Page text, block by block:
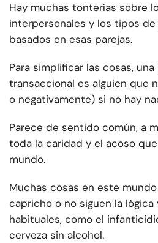
Hay muchas tonterías sobre
interpersonales y los tipos
basados en esas parejas.
Para simplificar las cosas,
transaccional es alguien que
o negativamente) si no hay
Parece de sentido común, a
toda la caridad y el acoso
mundo.
Muchas cosas en este
capricho o no siguen la
habituales, como el
cerveza sin alcohol.